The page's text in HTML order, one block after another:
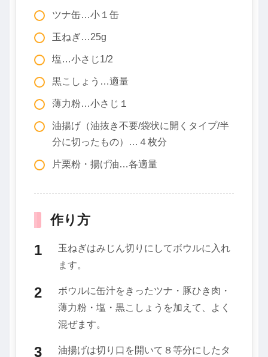
ツナ缶…小１缶
玉ねぎ…25g
塩…小さじ1/2
黒こしょう…適量
薄力粉…小さじ１
油揚げ（油抜き不要/袋状に開くタイプ/半
分に切ったもの）…４枚分
片栗粉・揚げ油…各適量
作り方
玉ねぎはみじん切りにしてボウルに入れ
ます。
ボウルに缶汁をきったツナ・豚ひき肉・
薄力粉・塩・黒こしょうを加えて、よく
混ぜます。
油揚げは切り口を開いて８等分にしたタ